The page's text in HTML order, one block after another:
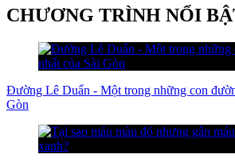
CHƯƠNG TRÌNH NỔI
Đường Lê Duẩn - Một trong những con
Gòn